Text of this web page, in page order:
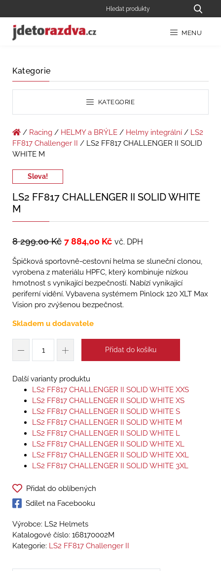
MENU
Kategorie
KATEGORIE
/ Racing / HELMY a BRÝLE / Helmy integrální / LS2
FF817 Challenger II
/ LS2 FF817 CHALLENGER II SOLID
WHITE M
Sleva!
LS2 FF817 CHALLENGER II SOLID WHITE
M
8 299,00Kč 7 884,00 Kč vč. DPH
Špičková sportovně-cestovní helma se sluneční clonou,
vyrobena z materiálu HPFC, který kombinuje nízkou
hmotnost s vynikající bezpečností. Nabízí vynikající
periferní vidění. Vybavena systémem Pinlock 120 XLT Max
Vision pro zvýšenou bezpečnost.
Skladem u dodavatele
Přidat do košíku
Další varianty produktu
LS2 FF817 CHALLENGER II SOLID WHITE XXS
LS2 FF817 CHALLENGER II SOLID WHITE XS
LS2 FF817 CHALLENGER II SOLID WHITE S
LS2 FF817 CHALLENGER II SOLID WHITE M
LS2 FF817 CHALLENGER II SOLID WHITE L
LS2 FF817 CHALLENGER II SOLID WHITE XL
LS2 FF817 CHALLENGER II SOLID WHITE XXL
LS2 FF817 CHALLENGER II SOLID WHITE 3XL
Přidat do oblíbených
Sdílet na Facebooku
Výrobce: LS2 Helmets
Katalogové číslo: 168170002M
Kategorie: LS2 FF817 Challenger II